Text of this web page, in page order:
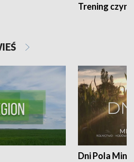
Trening czyni
Dni Pola